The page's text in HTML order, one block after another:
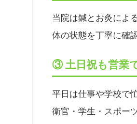
当院は鍼とお灸によ
体の状態を丁寧に確
③ 土日祝も営業
平日は仕事や学校で
衛官・学生・スポー